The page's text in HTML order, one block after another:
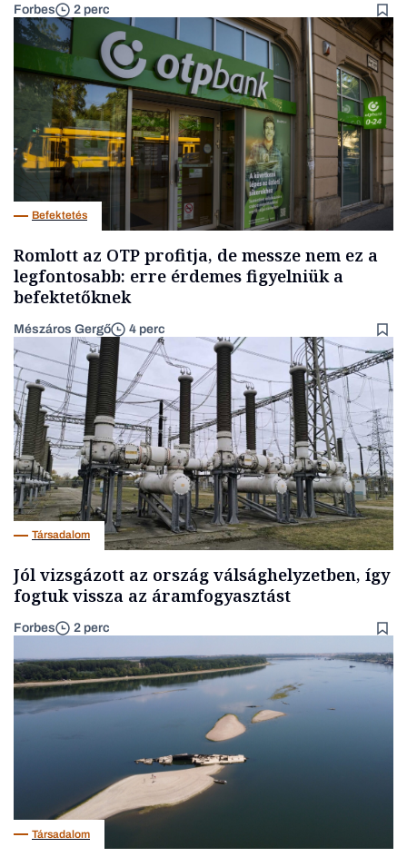
Forbes 2 perc
Befektetés
Romlott az OTP profitja, de messze nem ez a
legfontosabb: erre érdemes figyelniük a
befektetőknek
Mészáros Gergő 4 perc
Társadalom
Jól vizsgázott az ország válsághelyzetben, így
fogtuk vissza az áramfogyasztást
Forbes 2 perc
Társadalom